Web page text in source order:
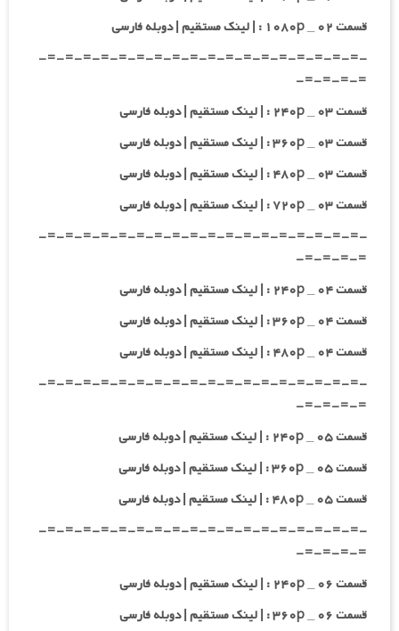
قسمت ۰۲ _ ۱۰۸۰p : | لینک مستقیم | دوبله فارسی
-=-=-=-=-=-=-=-=-=-=-=-=-=-=-=-=-=-=-
=-=-=-=-
قسمت ۰۳ _ ۲۴۰p : | لینک مستقیم | دوبله فارسی
قسمت ۰۳ _ ۳۶۰p : | لینک مستقیم | دوبله فارسی
قسمت ۰۳ _ ۴۸۰p : | لینک مستقیم | دوبله فارسی
قسمت ۰۳ _ ۷۲۰p : | لینک مستقیم | دوبله فارسی
-=-=-=-=-=-=-=-=-=-=-=-=-=-=-=-=-=-=-
=-=-=-=-
قسمت ۰۴ _ ۲۴۰p : | لینک مستقیم | دوبله فارسی
قسمت ۰۴ _ ۳۶۰p : | لینک مستقیم | دوبله فارسی
قسمت ۰۴ _ ۴۸۰p : | لینک مستقیم | دوبله فارسی
-=-=-=-=-=-=-=-=-=-=-=-=-=-=-=-=-=-=-
=-=-=-=-
قسمت ۰۵ _ ۲۴۰p : | لینک مستقیم | دوبله فارسی
قسمت ۰۵ _ ۳۶۰p : | لینک مستقیم | دوبله فارسی
قسمت ۰۵ _ ۴۸۰p : | لینک مستقیم | دوبله فارسی
-=-=-=-=-=-=-=-=-=-=-=-=-=-=-=-=-=-=-
=-=-=-=-
قسمت ۰۶ _ ۲۴۰p : | لینک مستقیم | دوبله فارسی
قسمت ۰۶ _ ۳۶۰p : | لینک مستقیم | دوبله فارسی